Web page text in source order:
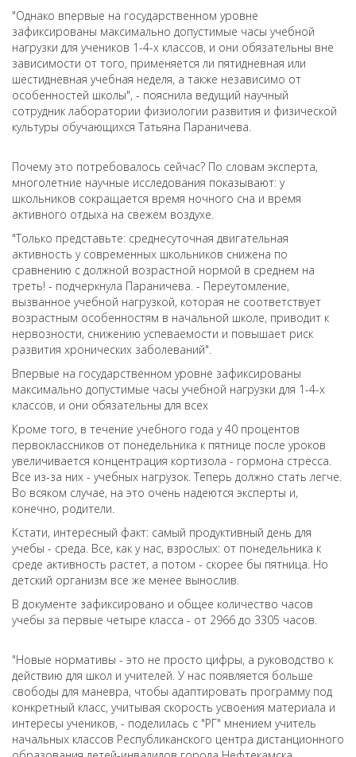
"Однако впервые на государственном уровне
зафиксированы максимально допустимые часы учебной
нагрузки для учеников 1-4-х классов, и они обязательны вне
зависимости от того, применяется ли пятидневная или
шестидневная учебная неделя, а также независимо от
особенностей школы", - пояснила ведущий научный
сотрудник лаборатории физиологии развития и физической
культуры обучающихся Татьяна Параничева.
Почему это потребовалось сейчас? По словам эксперта,
многолетние научные исследования показывают: у
школьников сокращается время ночного сна и время
активного отдыха на свежем воздухе.
"Только представьте: среднесуточная двигательная
активность у современных школьников снижена по
сравнению с должной возрастной нормой в среднем на
треть! - подчеркнула Параничева. - Переутомление,
вызванное учебной нагрузкой, которая не соответствует
возрастным особенностям в начальной школе, приводит к
нервозности, снижению успеваемости и повышает риск
развития хронических заболеваний".
Впервые на государственном уровне зафиксированы
максимально допустимые часы учебной нагрузки для 1-4-х
классов, и они обязательны для всех
Кроме того, в течение учебного года у 40 процентов
первоклассников от понедельника к пятнице после уроков
увеличивается концентрация кортизола - гормона стресса.
Все из-за них - учебных нагрузок. Теперь должно стать легче.
Во всяком случае, на это очень надеются эксперты и,
конечно, родители.
Кстати, интересный факт: самый продуктивный день для
учебы - среда. Все, как у нас, взрослых: от понедельника к
среде активность растет, а потом - скорее бы пятница. Но
детский организм все же менее вынослив.
В документе зафиксировано и общее количество часов
учебы за первые четыре класса - от 2966 до 3305 часов.
"Новые нормативы - это не просто цифры, а руководство к
действию для школ и учителей. У нас появляется больше
свободы для маневра, чтобы адаптировать программу под
конкретный класс, учитывая скорость усвоения материала и
интересы учеников, - поделилась с "РГ" мнением учитель
начальных классов Республиканского центра дистанционного